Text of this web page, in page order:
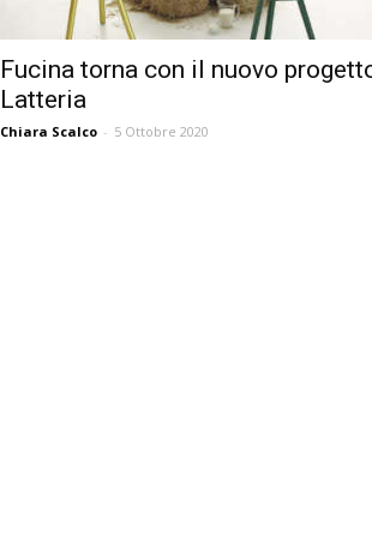
Fucina torna con il nuovo
Latteria
Chiara Scalco - 5 Ottobre 2020